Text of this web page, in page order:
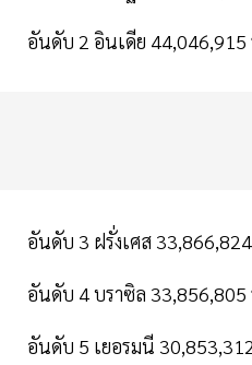
อันดับ 2 อินเดีย 44,046,915
อันดับ 3 ฝรั่งเศส
อันดับ 4 บราซิล 33,856,805
อันดับ 5 เยอรมนี